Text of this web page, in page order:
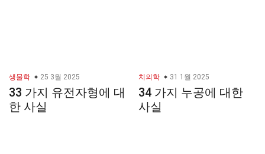
생물학 25 3월 2025
33 가지 유전자형에 대
한 사실
치의학 31 1월 2025
34 가지 누공에 대한
사실